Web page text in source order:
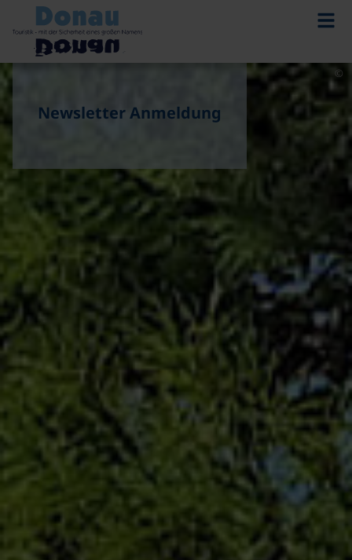
©
Newsletter Anmeldung